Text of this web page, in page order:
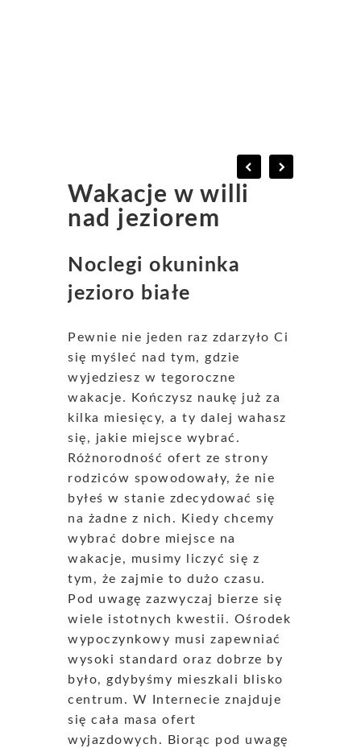
Wakacje w willi
nad jeziorem
Noclegi okuninka
jezioro białe
Pewnie nie jeden raz zdarzyło Ci
się myśleć nad tym, gdzie
wyjedziesz w tegoroczne
wakacje. Kończysz naukę już za
kilka miesięcy, a ty dalej wahasz
się, jakie miejsce wybrać.
Różnorodność ofert ze strony
rodziców spowodowały, że nie
byłeś w stanie zdecydować się
na żadne z nich. Kiedy chcemy
wybrać dobre miejsce na
wakacje, musimy liczyć się z
tym, że zajmie to dużo czasu.
Pod uwagę zazwyczaj bierze się
wiele istotnych kwestii. Ośrodek
wypoczynkowy musi zapewniać
wysoki standard oraz dobrze by
było, gdybyśmy mieszkali blisko
centrum. W Internecie znajduje
się cała masa ofert
wyjazdowych. Biorąc pod uwagę